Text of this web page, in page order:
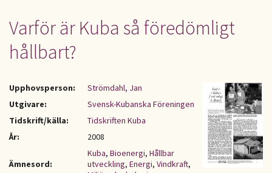
Varför är Kuba så föredömligt
hållbart?
Upphovsperson:
Strömdahl, Jan
Utgivare:
Svensk-Kubanska Föreningen
Tidskrift/källa:
Tidskriften Kuba
År:
2008
Ämnesord:
Kuba, Bioenergi, Hållbar
utveckling, Energi, Vindkraft,